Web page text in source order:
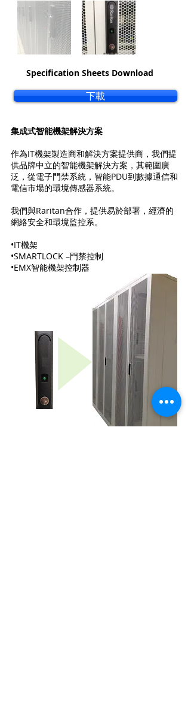
Specification Sheets Download
下載
集成式智能機架解決方案
作為IT機架製造商和解決方案提供商，我們提
供品牌中立的智能機架解決方案，其範圍廣
泛，從電子門禁系統，智能PDU到數據通信和
電信市場的環境傳感器系統。
我們與Raritan合作，提供易於部署，經濟的
網絡安全和環境監控系。
•IT機架
•SMARTLOCK –門禁控制
•EMX智能機架控制器